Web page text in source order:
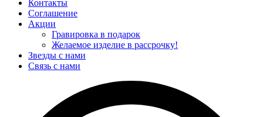
Контакты
Соглашение
Акции
Гравировка в подарок
Желаемое изделие в рассрочку!
Звезды с нами
Связь с нами